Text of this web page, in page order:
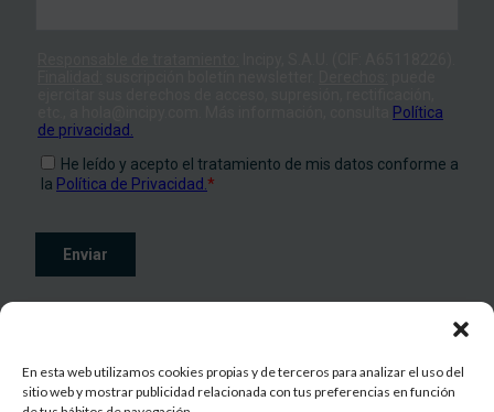
En esta web utilizamos cookies propias y de terceros para analizar el uso del
sitio web y mostrar publicidad relacionada con tus preferencias en función